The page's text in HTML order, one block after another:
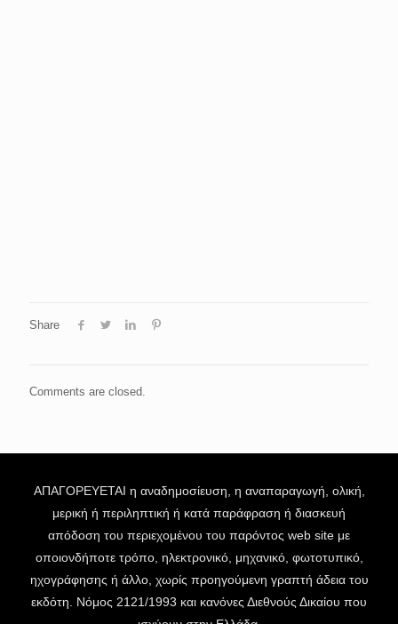
Share
Comments are closed.
ΑΠΑΓΟΡΕΥΕΤΑΙ η αναδημοσίευση, η αναπαραγωγή, ολική,
μερική ή περιληπτική ή κατά παράφραση ή διασκευή
απόδοση του περιεχομένου του παρόντος web site με
οποιονδήποτε τρόπο, ηλεκτρονικό, μηχανικό, φωτοτυπικό,
ηχογράφησης ή άλλο, χωρίς προηγούμενη γραπτή άδεια του
εκδότη. Νόμος 2121/1993 και κανόνες Διεθνούς Δικαίου που